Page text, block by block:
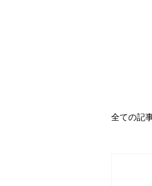
全ての記
レ